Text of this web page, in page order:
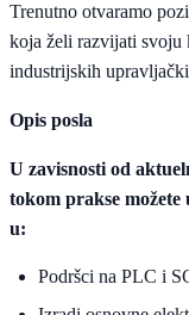
Trenutno otvaramo
koja želi razvijati svoju
industrijskih
Opis posla
U zavisnosti od
tokom prakse možete
u:
Podršci na PLC i